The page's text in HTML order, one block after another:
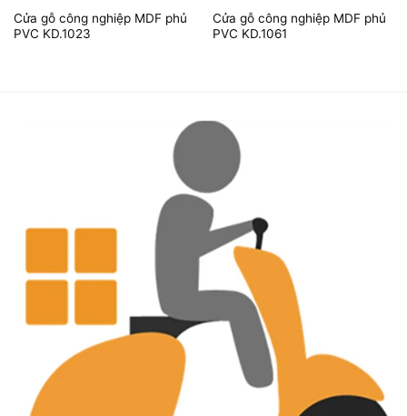
Cửa gỗ công nghiệp MDF phủ
PVC KD.1023
Cửa gỗ công nghiệp MDF phủ
PVC KD.1061